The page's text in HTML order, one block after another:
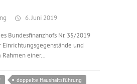
6. Juni 2019
Bundesfinanzhofs Nr. 35/2019
und
Rahmen einer…
doppelte Haushaltsführung